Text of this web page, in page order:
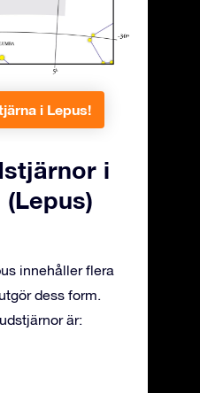
i Lepus!
i
(Lepus)
innehåller flera
dess form.
är: